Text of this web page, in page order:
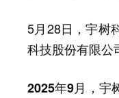
5月28日，宇树
科技股份有限公
2025年9月，宇